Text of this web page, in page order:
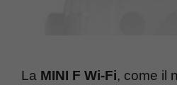
La MINI F Wi-Fi, come il